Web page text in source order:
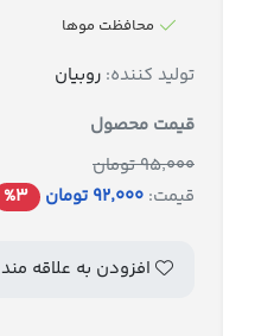
محافظت موها
تولید کننده: روبیان
قیمت محصول
95٬000 تومان
قیمت: 92٬000 تومان %3
افزودن به علاقه